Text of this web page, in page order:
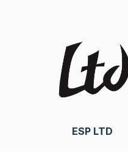
ESP LTD